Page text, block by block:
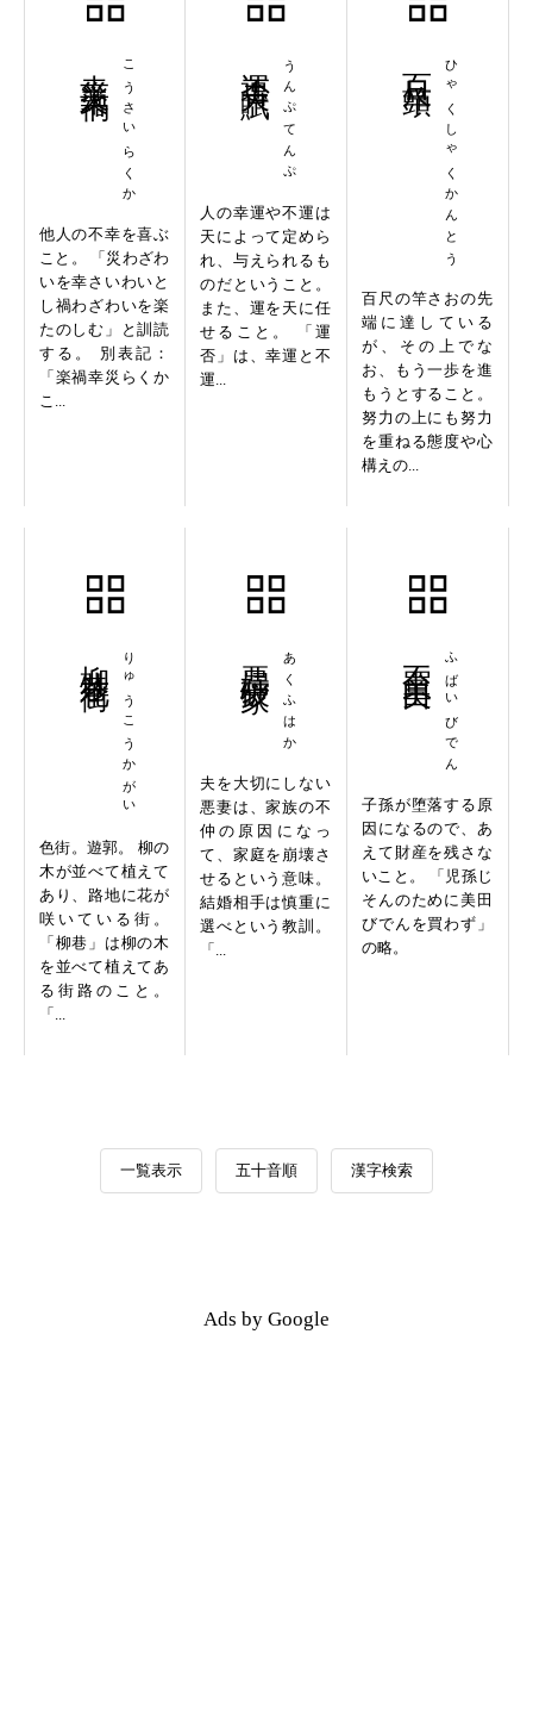
こうさいらくか
他人の不幸を喜ぶ
こと。 「災わざわ
いを幸さいわいと
し禍わざわいを楽
たのしむ」と訓読
する。 別表記：
「楽禍幸災らくか
こ...
うんぷてんぷ
人の幸運や不運は
天によって定めら
れ、与えられるも
のだということ。
また、運を天に任
せること。 「運
否」は、幸運と不
運...
ひゃくしゃくかんとう
百尺の竿さおの先
端に達している
が、その上でな
お、もう一歩を進
もうとすること。
努力の上にも努力
を重ねる態度や心
構えの...
りゅうこうかがい
色街。遊郭。 柳の
木が並べて植えて
あり、路地に花が
咲いている街。
「柳巷」は柳の木
を並べて植えてあ
る街路のこと。
「...
あくふはか
夫を大切にしない
悪妻は、家族の不
仲の原因になっ
て、家庭を崩壊さ
せるという意味。
結婚相手は慎重に
選べという教訓。
「...
ふばいびでん
子孫が堕落する原
因になるので、あ
えて財産を残さな
いこと。 「児孫じ
そんのために美田
びでんを買わず」
の略。
一覧表示 五十音順 漢字検索
Ads by Google